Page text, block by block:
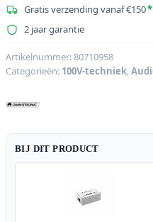
30R
PA
aantal
Gratis verzending vanaf €150*
2 jaar garantie
Artikelnummer:80710958
Categorieën: 100V-techniek,
BIJ DIT PRODUCT